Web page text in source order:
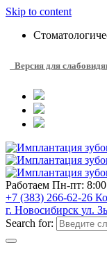
Skip to content
Версия для
Работаем Пн-пт: 8:00
+7 (383) 266-62-26
г. Новосибирск ул.
Search for: